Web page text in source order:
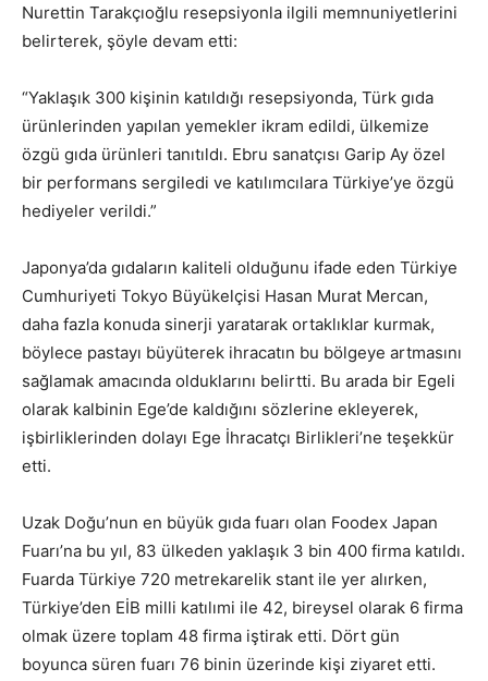
Nurettin Tarakçıoğlu resepsiyonla ilgili memnuniyetlerini
belirterek, şöyle devam etti:
“Yaklaşık 300 kişinin katıldığı resepsiyonda, Türk gıda
ürünlerinden yapılan yemekler ikram edildi, ülkemize
özgü gıda ürünleri tanıtıldı. Ebru sanatçısı Garip Ay özel
bir performans sergiledi ve katılımcılara Türkiye’ye özgü
hediyeler verildi.”
Japonya’da gıdaların kaliteli olduğunu ifade eden Türkiye
Cumhuriyeti Tokyo Büyükelçisi Hasan Murat Mercan,
daha fazla konuda sinerji yaratarak ortaklıklar kurmak,
böylece pastayı büyüterek ihracatın bu bölgeye artmasını
sağlamak amacında olduklarını belirtti. Bu arada bir Egeli
olarak kalbinin Ege’de kaldığını sözlerine ekleyerek,
işbirliklerinden dolayı Ege İhracatçı Birlikleri’ne teşekkür
etti.
Uzak Doğu’nun en büyük gıda fuarı olan Foodex Japan
Fuarı’na bu yıl, 83 ülkeden yaklaşık 3 bin 400 firma katıldı.
Fuarda Türkiye 720 metrekarelik stant ile yer alırken,
Türkiye’den EİB milli katılımi ile 42, bireysel olarak 6 firma
olmak üzere toplam 48 firma iştirak etti. Dört gün
boyunca süren fuarı 76 binin üzerinde kişi ziyaret etti.